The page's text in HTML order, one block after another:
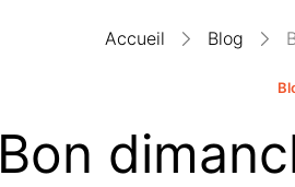
Accueil Blog
Bon